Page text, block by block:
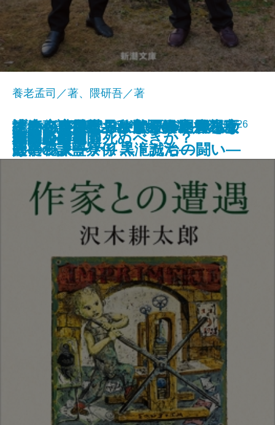
雪国
その名を暴け―＃MeTooに火をつ
けたジャーナリストたちの闘い―
気狂いピエロ
この恋が壊れるまで夏が終わらな
い
地底の魔術王―私立探偵 明智小五
郎―
八本目の槍
生きがい―世界が驚く日本人の幸
せの秘訣―
ノモレ
ブラッディ・ファミリー―警視庁
人事一課監察係 黒滝誠治―
日本人はどう死ぬべきか？
養老孟司／著、隈研吾／著
新潮文庫 978-4-10-130844-9 693円 2022/04/26
作家との遭遇
ハレルヤ
すごい言い訳！―漱石の冷や汗、
太宰の大ウソ―
古都
嵐吹く時も
幽世の薬剤師
肖像彫刻家
少年
格闘
試練―護衛艦あおぎり艦長 早乙女
碧―